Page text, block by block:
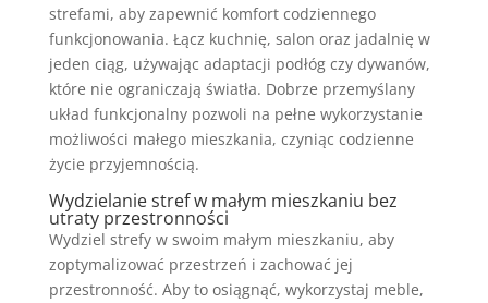
strefami, aby zapewnić komfort codziennego
funkcjonowania. Łącz kuchnię, salon oraz jadalnię w
jeden ciąg, używając adaptacji podłóg czy dywanów,
które nie ograniczają światła. Dobrze przemyślany
układ funkcjonalny pozwoli na pełne wykorzystanie
możliwości małego mieszkania, czyniąc codzienne
życie przyjemnością.
Wydzielanie stref w małym mieszkaniu bez
utraty przestronności
Wydziel strefy w swoim małym mieszkaniu, aby
zoptymalizować przestrzeń i zachować jej
przestronność. Aby to osiągnąć, wykorzystaj meble,